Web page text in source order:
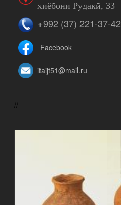
хиёбони Рӯдакӣ, 33
+992 (37) 221-37-42
Facebook
itaijt51@mail.ru
//